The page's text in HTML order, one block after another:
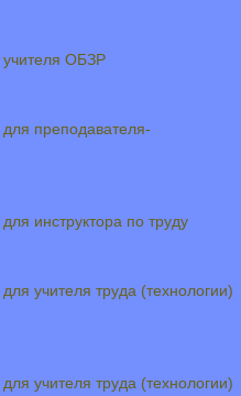
учителя ОБЗР
преподавателя-
инструктора по труду
учителя труда (технологии)
учителя труда (технологии)